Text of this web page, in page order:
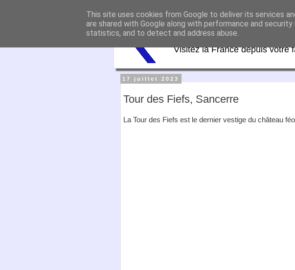
VirtuaFrance
Visitez la France depuis votre
17 juillet 2023
Tour des Fiefs, Sancerre
La Tour des Fiefs est le dernier vestige du château
This site uses cookies from Google to deliver its services
are shared with Google along with performance and
statistics, and to detect and address abuse.